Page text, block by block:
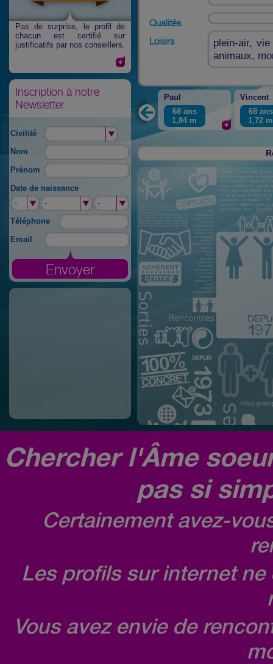
Pas de surprise, le profil de
chacun est certifié sur
justificatifs par nos conseillers.
Inscription à notre
Newsletter
Civilité
Nom
Prénom
Date de naissance
-- -- --
Téléphone
Email
Qualités
Loisirs
plein-air,
animaux,
Paul
68 ans
1,84 m
Vincent
68 ans
1,72 m
Chercher l'Âme
pas si
Certainement avez-
Les profils sur internet
Vous avez envie de